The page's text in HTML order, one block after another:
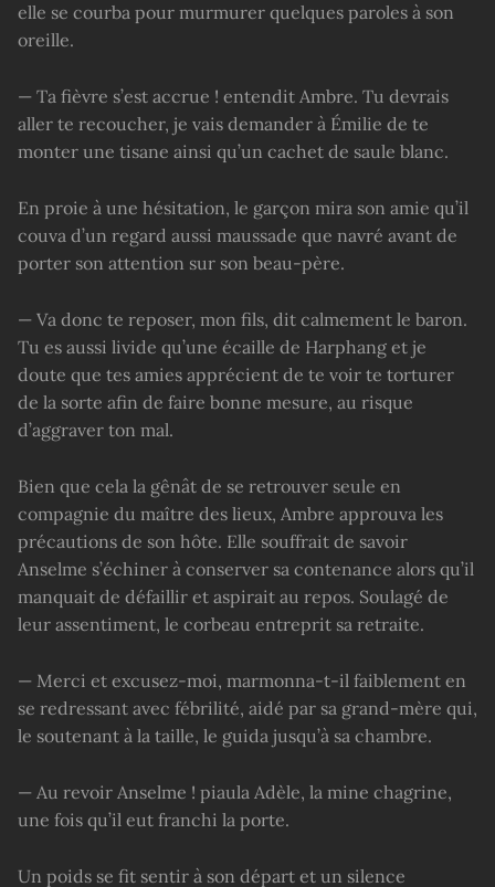
elle se courba pour murmurer quelques paroles à son
oreille.
— Ta fièvre s’est accrue ! entendit Ambre. Tu devrais
aller te recoucher, je vais demander à Émilie de te
monter une tisane ainsi qu’un cachet de saule blanc.
En proie à une hésitation, le garçon mira son amie qu’il
couva d’un regard aussi maussade que navré avant de
porter son attention sur son beau-père.
— Va donc te reposer, mon fils, dit calmement le baron.
Tu es aussi livide qu’une écaille de Harphang et je
doute que tes amies apprécient de te voir te torturer
de la sorte afin de faire bonne mesure, au risque
d’aggraver ton mal.
Bien que cela la gênât de se retrouver seule en
compagnie du maître des lieux, Ambre approuva les
précautions de son hôte. Elle souffrait de savoir
Anselme s’échiner à conserver sa contenance alors qu’il
manquait de défaillir et aspirait au repos. Soulagé de
leur assentiment, le corbeau entreprit sa retraite.
— Merci et excusez-moi, marmonna-t-il faiblement en
se redressant avec fébrilité, aidé par sa grand-mère qui,
le soutenant à la taille, le guida jusqu’à sa chambre.
— Au revoir Anselme ! piaula Adèle, la mine chagrine,
une fois qu’il eut franchi la porte.
Un poids se fit sentir à son départ et un silence